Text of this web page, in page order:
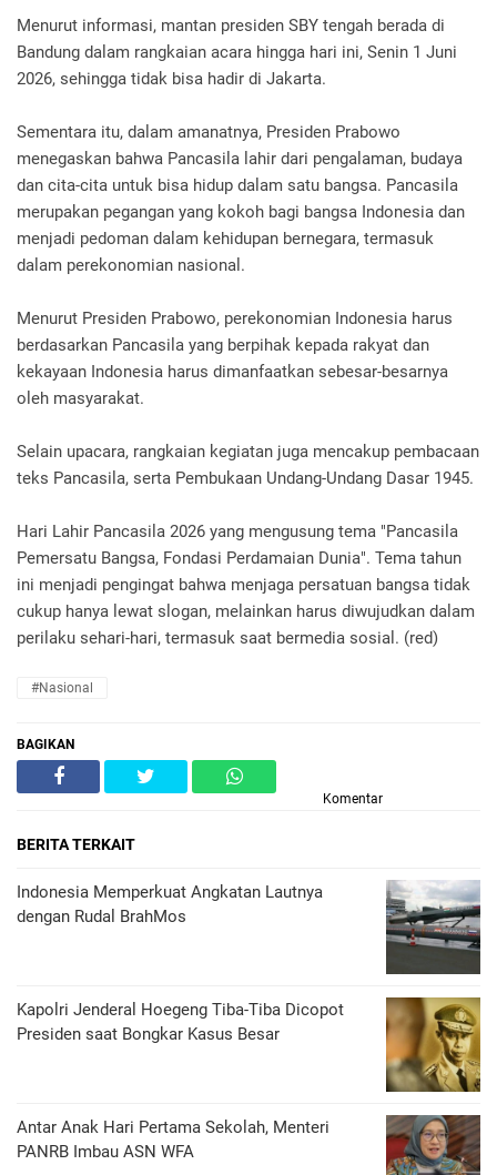
Menurut informasi, mantan presiden SBY tengah berada di
Bandung dalam rangkaian acara hingga hari ini, Senin 1 Juni
2026, sehingga tidak bisa hadir di Jakarta.
Sementara itu, dalam amanatnya, Presiden Prabowo
menegaskan bahwa Pancasila lahir dari pengalaman, budaya
dan cita-cita untuk bisa hidup dalam satu bangsa. Pancasila
merupakan pegangan yang kokoh bagi bangsa Indonesia dan
menjadi pedoman dalam kehidupan bernegara, termasuk
dalam perekonomian nasional.
Menurut Presiden Prabowo, perekonomian Indonesia harus
berdasarkan Pancasila yang berpihak kepada rakyat dan
kekayaan Indonesia harus dimanfaatkan sebesar-besarnya
oleh masyarakat.
Selain upacara, rangkaian kegiatan juga mencakup pembacaan
teks Pancasila, serta Pembukaan Undang-Undang Dasar 1945.
Hari Lahir Pancasila 2026 yang mengusung tema "Pancasila
Pemersatu Bangsa, Fondasi Perdamaian Dunia". Tema tahun
ini menjadi pengingat bahwa menjaga persatuan bangsa tidak
cukup hanya lewat slogan, melainkan harus diwujudkan dalam
perilaku sehari-hari, termasuk saat bermedia sosial. (red)
#Nasional
BAGIKAN
Komentar
BERITA TERKAIT
Indonesia Memperkuat Angkatan Lautnya
dengan Rudal BrahMos
Kapolri Jenderal Hoegeng Tiba-Tiba Dicopot
Presiden saat Bongkar Kasus Besar
Antar Anak Hari Pertama Sekolah, Menteri
PANRB Imbau ASN WFA